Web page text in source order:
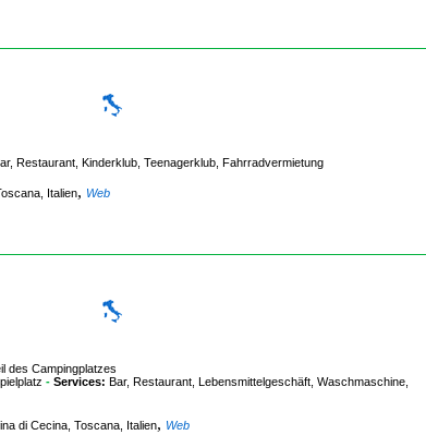
Restaurant, Kinderklub, Teenagerklub, Fahrradvermietung
Italien, Web
des Campingplatzes
- Services: Bar, Restaurant, Lebensmittelgeschäft, Waschmaschine,
di Cecina, Toscana, Italien, Web